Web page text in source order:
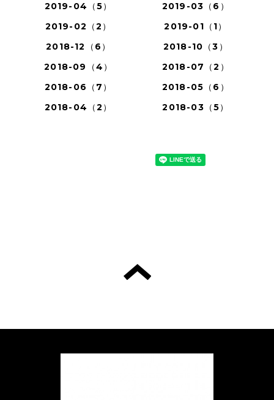
2019-04（5）
2019-03（6）
2019-02（2）
2019-01（1）
2018-12（6）
2018-10（3）
2018-09（4）
2018-07（2）
2018-06（7）
2018-05（6）
2018-04（2）
2018-03（5）